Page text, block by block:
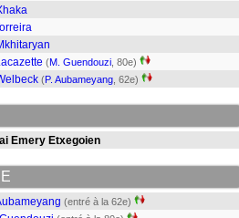
(M. Guendouzi , 80e)
(P. Aubameyang , 62e)
Emery Etxegoien
(entré à la 62e)